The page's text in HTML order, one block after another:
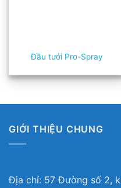
Đầu tưới Pro-Spray
GIỚI THIỆU CHUNG
Địa chỉ: 57 Đường số 2,